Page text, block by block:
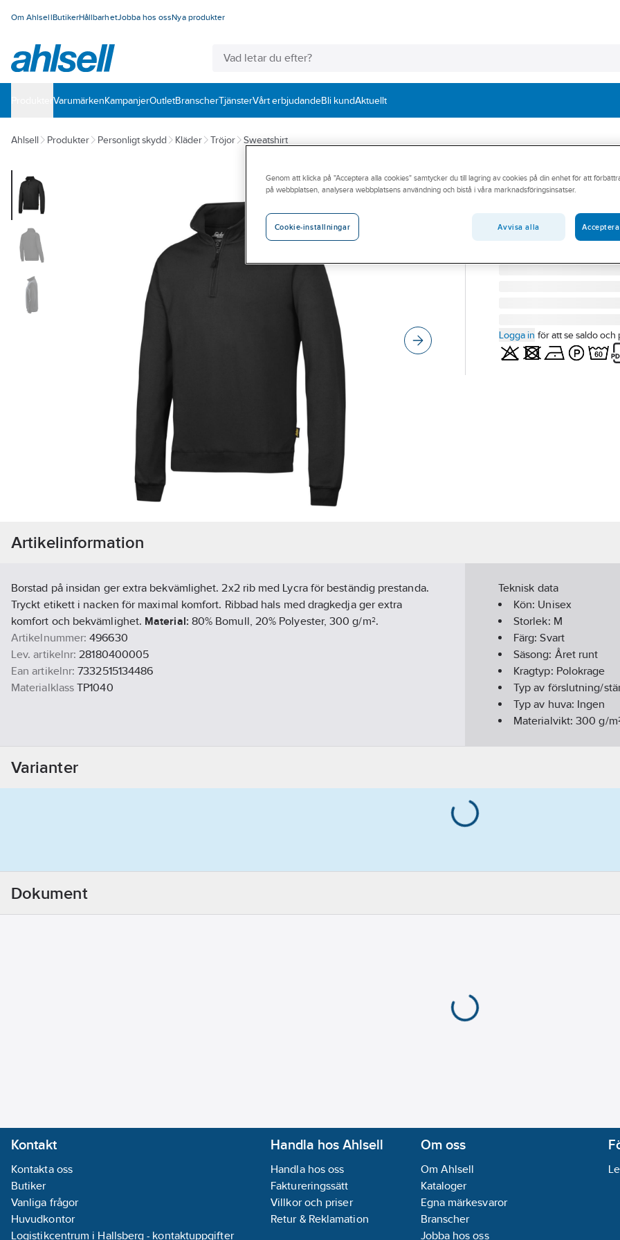
Om AhlsellButikerHållbarhetJobba hos ossNya produkter
VarumärkenKampanjerOutletBranscherTjänsterVårt erbjudandeBli kundAktuellt
Ahlsell Produkter Personligt skydd Kläder Tröjor Sweatshirt
SNICKERS WORKWEAR
Tröja Snickers
TRÖJA SNICKERS
Artikelnummer:
496630
Logga in för att se saldo och
Artikelinformation
Borstad på insidan ger extra bekvämlighet. 2x2 rib med Lycra för beständig prestanda.
Tryckt etikett i nacken för maximal komfort. Ribbad hals med dragkedja ger extra
komfort och bekvämlighet. Material: 80% Bomull, 20% Polyester, 300 g/m².
Artikelnummer: 496630
Lev. artikelnr: 28180400005
Ean artikelnr: 7332515134486
Materialklass TP1040
Teknisk data
Kön: Unisex
Storlek: M
Färg:Svart
Säsong: Året runt
Kragtyp: Polokrage
Typ av förslutning/
Typ av huva: Ingen
Materialvikt:300 g/
Varianter
Dokument
Kontakt
Kontakta oss
Butiker
Vanliga frågor
Huvudkontor
Logistikcentrum i Hallsberg - kontaktuppgifter
Handla hos Ahlsell
Handla hos oss
Faktureringssätt
Villkor och priser
Retur & Reklamation
Om oss
Om Ahlsell
Kataloger
Egna märkesvaror
Branscher
Jobba hos oss
Genom att klicka på "Acceptera alla cookies" samtycker du till lagring av cookies på din enhet för att
på webbplatsen, analysera webbplatsens användning och bistå i våra marknadsföringsinsatser.
Cookie-inställningar Avvisa alla